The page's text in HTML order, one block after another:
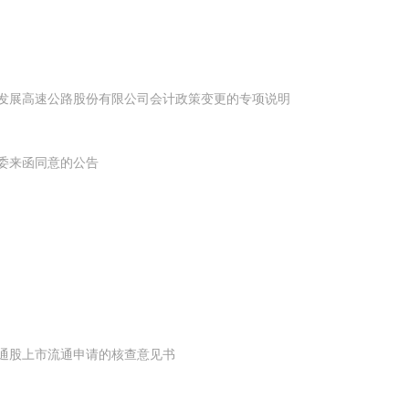
展高速公路股份有限公司会计政策变更的专项说明
来函同意的公告
股上市流通申请的核查意见书